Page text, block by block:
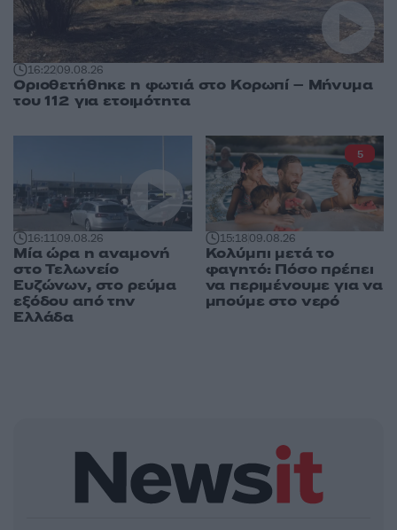
16:2209.08.26
Οριοθετήθηκε η φωτιά στο Κορωπί – Μήνυμα
του 112 για ετοιμότητα
16:1109.08.26
Μία ώρα η αναμονή
στο Τελωνείο
Ευζώνων, στο ρεύμα
εξόδου από την
Ελλάδα
15:1809.08.26
Κολύμπι μετά το
φαγητό: Πόσο πρέπει
να περιμένουμε για να
μπούμε στο νερό
5